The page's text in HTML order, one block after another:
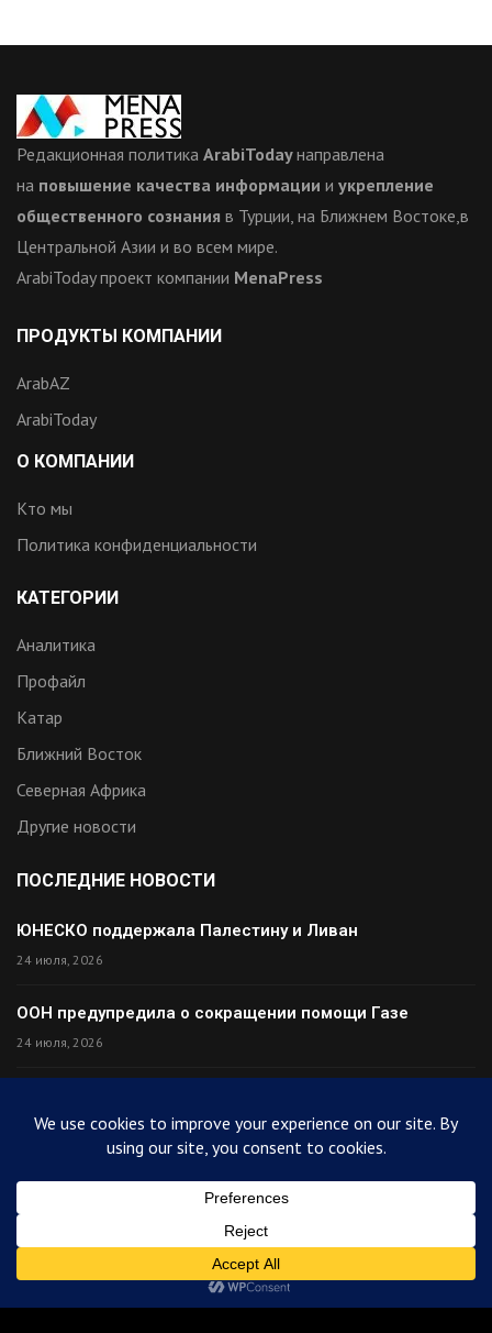
Редакционная политика ArabiTodayнаправлена
на повышение качества информации и укрепление
общественного сознания в Турции, на Ближнем Востоке,в
Центральной Азии и во всем мире.
ArabiToday проект компании MenaPress
ПРОДУКТЫ КОМПАНИИ
ArabAZ
ArabiToday
О КОМПАНИИ
Кто мы
Политика конфиденциальности
КАТЕГОРИИ
Аналитика
Профайл
Катар
Ближний Восток
Северная Африка
Другие новости
ПОСЛЕДНИЕ НОВОСТИ
ЮНЕСКО поддержала Палестину и Ливан
24 июля, 2026
ООН предупредила о сокращении помощи Газе
24 июля, 2026
24 июля, 2026
Палестина высмеяла Израиль после финала ЧМ
© 2025ArabiToday